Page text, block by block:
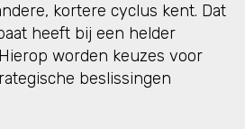
kortere cyclus kent. Dat
heeft bij een helder
worden keuzes voor
beslissingen